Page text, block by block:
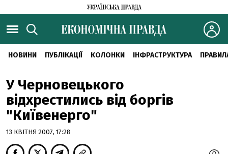
НОВИНИ ПУБЛІКАЦІЇ КОЛОНКИ ІНФРАСТРУКТУРА
У Черновецького
відхрестились від боргів
"Київенерго"
13 КВІТНЯ 2007, 17:28